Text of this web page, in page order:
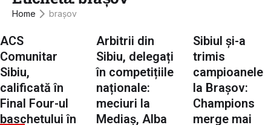
Home brașov
ACS
Comunitar
Sibiu,
calificată în
Final Four-ul
baschetului în
Arbitrii din
Sibiu, delegați
în competițiile
naționale:
meciuri la
Mediaș, Alba
Sibiul și-a
trimis
campioanele
la Brașov:
Champions
merge mai